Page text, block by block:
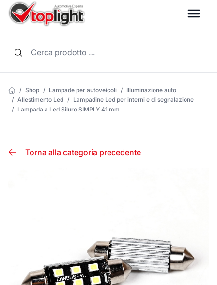
/ Shop / Lampade per autoveicoli / Illuminazione auto
/ Allestimento Led / Lampadine Led per interni e di segnalazione
/ Lampada a Led Siluro SIMPLY 41 mm
Torna alla categoria precedente